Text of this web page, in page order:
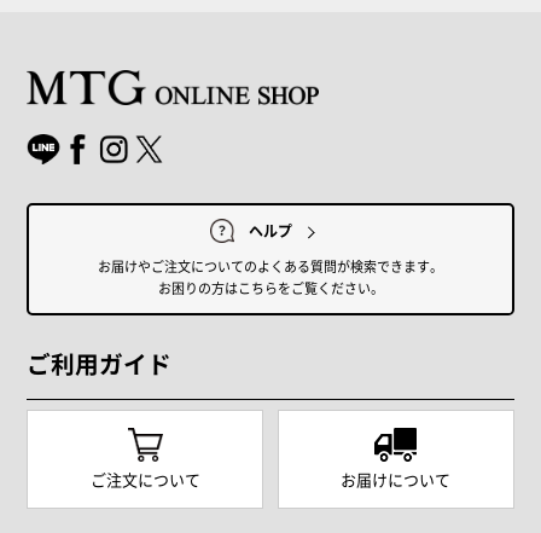
ヘルプ
お届けやご注文についてのよくある質問が検索できます。
お困りの方はこちらをご覧ください。
ご利用ガイド
ご注文について お届けについて